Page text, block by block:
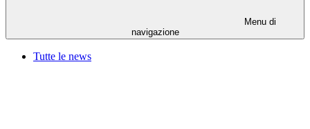
Menu di
navigazione
Tutte le news